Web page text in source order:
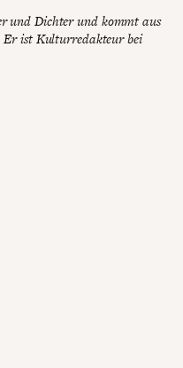
und Dichter und kommt aus
Er ist Kulturredakteur bei